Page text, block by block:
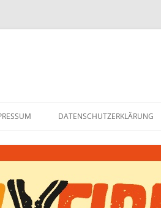
DATENSCHUTZERKLÄRUNG